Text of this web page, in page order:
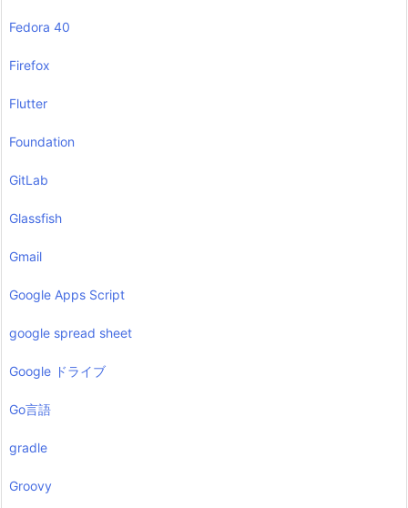
Fedora 40
Firefox
Flutter
Foundation
GitLab
Glassfish
Gmail
Google Apps Script
google spread sheet
Google ドライブ
Go言語
gradle
Groovy